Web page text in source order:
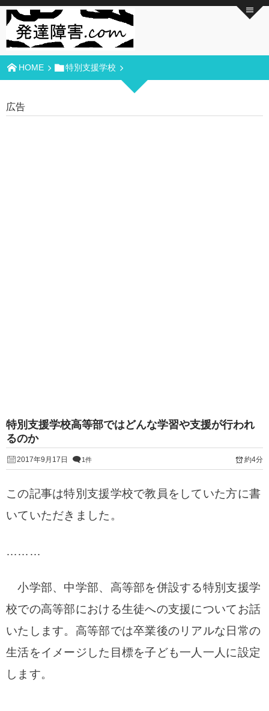
HOME 特別支援学校
広告
特別支援学校高等部ではどんな学習や支援が行われ
るのか
2017年9月17日 1件 約4分
この記事は特別支援学校で教員をしていた方に書
いていただきました。
………
小学部、中学部、高等部を併設する特別支援学
校での高等部における生徒への支援についてお話
いたします。高等部では卒業後のリアルな日常の
生活をイメージした目標を子ども一人一人に設定
します。